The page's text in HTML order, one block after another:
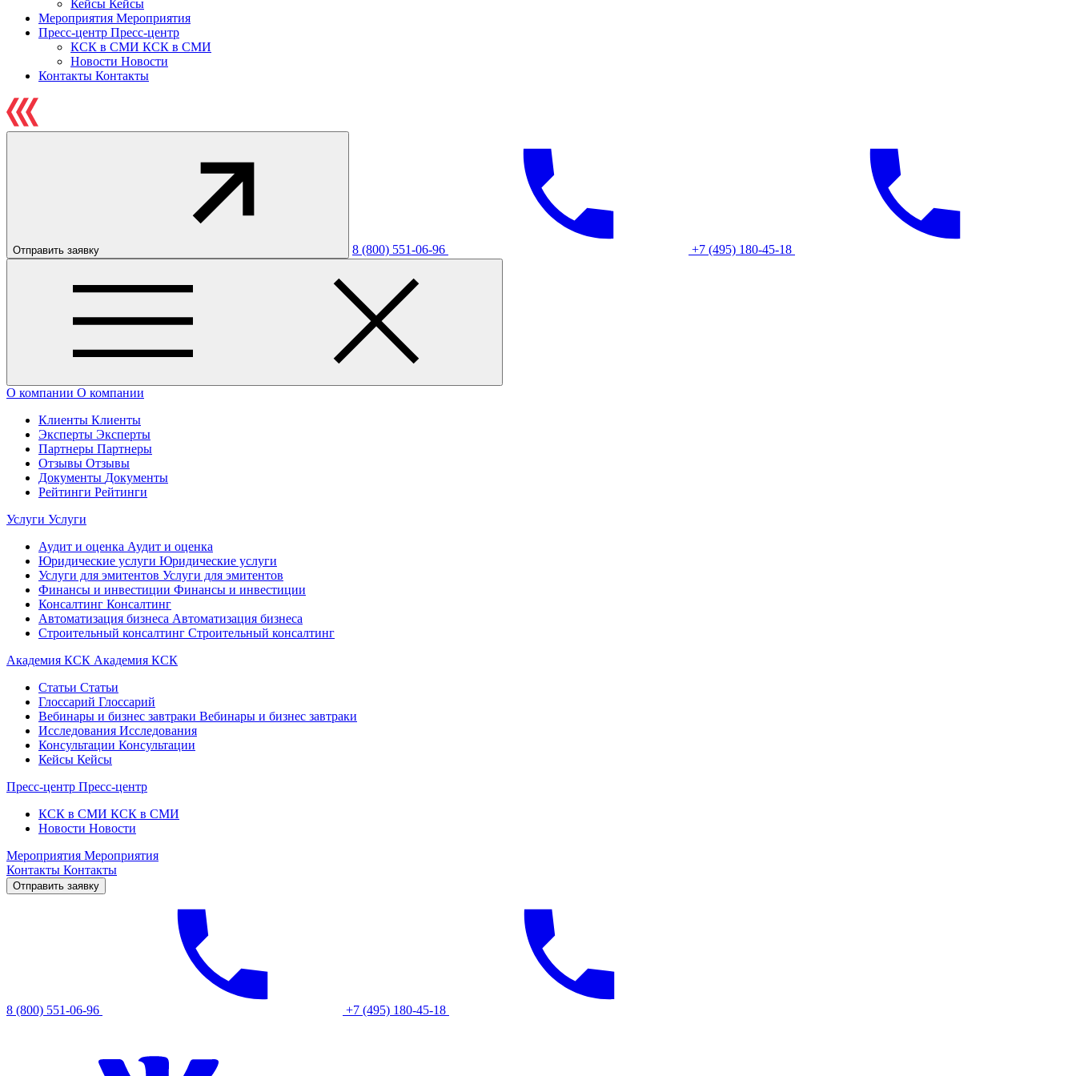
Кейсы Кейсы
Мероприятия Мероприятия
Пресс-центр Пресс-центр
КСК в СМИ КСК в СМИ
Новости Новости
Контакты Контакты
Отправить заявку 8 (800) 551-06-96 +7 (495) 180-45-18
О компании О компании
Клиенты Клиенты
Эксперты Эксперты
Партнеры Партнеры
Отзывы Отзывы
Документы Документы
Рейтинги Рейтинги
Услуги Услуги
Аудит и оценка Аудит и оценка
Юридические услуги Юридические услуги
Услуги для эмитентов Услуги для эмитентов
Финансы и инвестиции Финансы и инвестиции
Консалтинг Консалтинг
Автоматизация бизнеса Автоматизация бизнеса
Строительный консалтинг Строительный консалтинг
Академия КСК Академия КСК
Статьи Статьи
Глоссарий Глоссарий
Вебинары и бизнес завтраки Вебинары и бизнес завтраки
Исследования Исследования
Консультации Консультации
Кейсы Кейсы
Пресс-центр Пресс-центр
КСК в СМИ КСК в СМИ
Новости Новости
Мероприятия Мероприятия
Контакты Контакты
Отправить заявку
8 (800) 551-06-96 +7 (495) 180-45-18